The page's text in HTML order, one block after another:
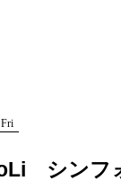
ア
Fri
シンフ